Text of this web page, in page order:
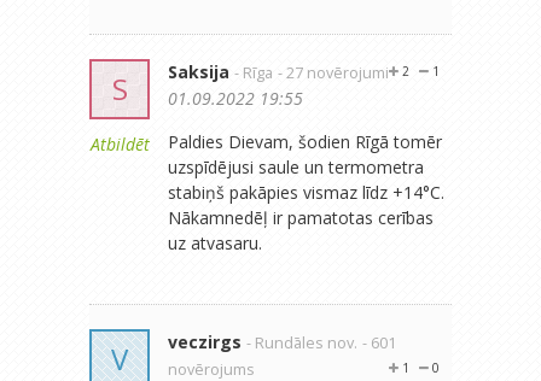
S
Atbildēt
Saksija - Rīga - 27 novērojumi 1
2
01.09.2022 19:55
Paldies Dievam, šodien Rīgā tomēr
uzspīdējusi saule un termometra
stabiņš pakāpies vismaz līdz +14°C.
Nākamnedēļ ir pamatotas cerības
uz atvasaru.
V veczirgs - Rundāles nov. - 601
novērojums
0
1